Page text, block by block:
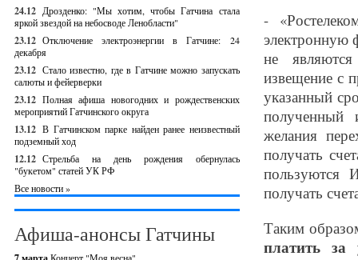
24.12 Дрозденко: "Мы хотим, чтобы Гатчина стала
яркой звездой на небосводе Ленобласти"
23.12 Отключение электроэнергии в Гатчине: 24
декабря
23.12 Стало известно, где в Гатчине можно запускать
салюты и фейерверки
23.12 Полная афиша новогодних и рождественских
мероприятий Гатчинского округа
13.12 В Гатчинском парке найден ранее неизвестный
подземный ход
12.12 Стрельба на день рождения обернулась
"букетом" статей УК РФ
Все новости »
Афиша-анонсы Гатчины
-
электронную
не
извещение с
указанный
полученный
желания
получать
пользуются
получать
Таким
платить за